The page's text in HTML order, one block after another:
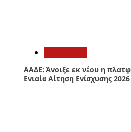
ΑΑΔΕ: Άνοιξε εκ νέου η
Ενιαία Αίτηση Ενίσχυσης 2026